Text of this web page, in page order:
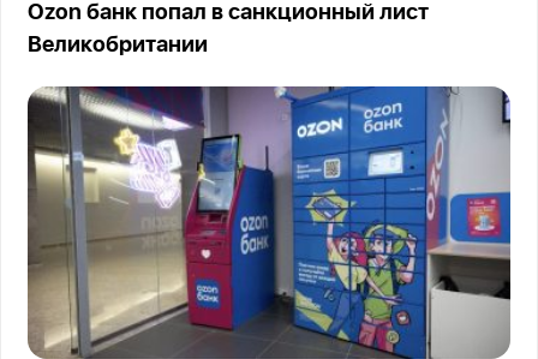
Ozon банк попал в санкционный лист
Великобритании